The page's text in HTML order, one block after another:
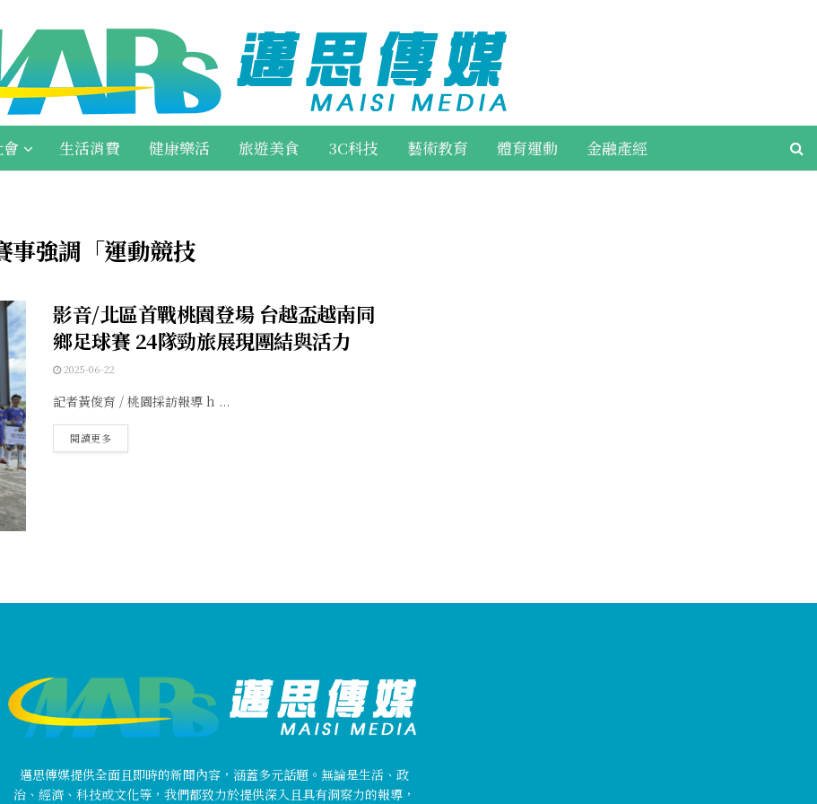
生活消費 健康樂活 旅遊美食 3C科技 藝術教育 體育運動 金融產經
事強調「運動競技
影音/北區首戰桃園登場 台越盃越南同
鄉足球賽 24隊勁旅展現團結與活力
2025-06-22
記者黃俊育 / 桃園採訪報導 h ...
閱讀更多
邁思傳媒提供全面且即時的新聞內容，涵蓋多元話題。無論是生活、政
治、經濟、科技或文化等，我們都致力於提供深入且具有洞察力的報導，